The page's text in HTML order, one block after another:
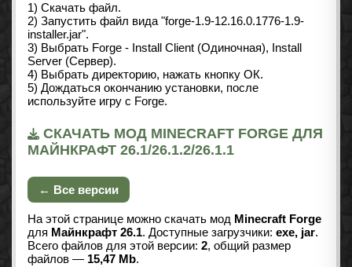
1) Скачать файл.
2) Запустить файл вида "forge-1.9-12.16.0.1776-1.9-
installer.jar".
3) Выбрать Forge - Install Client (Одиночная), Install
Server (Сервер).
4) Выбрать директорию, нажать кнопку ОК.
5) Дождаться окончанию установки, после
используйте игру с Forge.
СКАЧАТЬ МОД MINECRAFT FORGE ДЛЯ
МАЙНКРАФТ 26.1/26.1.2/26.1.1
← Все версии
На этой странице можно скачать мод Minecraft Forge
для Майнкрафт 26.1. Доступные загрузчики: exe, jar.
Всего файлов для этой версии: 2, общий размер
файлов — 15,47 Mb.